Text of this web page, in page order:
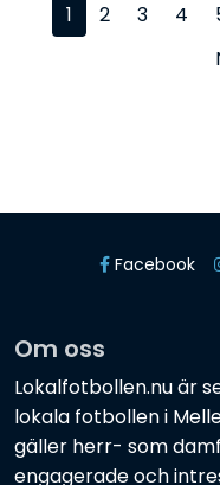
1 2 3 4
Facebook
Om oss
Lokalfotbollen.nu är
lokala fotbollen i
gäller herr- som
engagerade och